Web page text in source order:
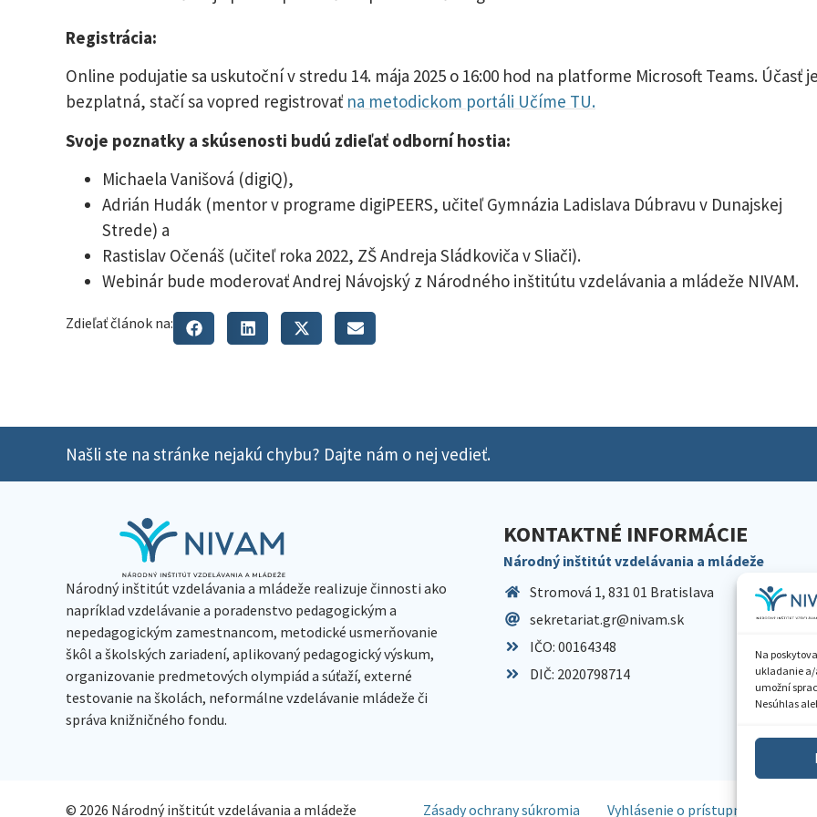
Na
ukladanie a/
umožní
Nesúhlas
Registrácia:
Online podujatie sa uskutoční v stredu 14. mája 2025 o 16:00 hod na platforme Microsoft Teams. Účasť
bezplatná, stačí sa vopred registrovať na metodickom portáli Učíme TU.
Svoje poznatky a skúsenosti budú zdieľať odborní hostia:
Michaela Vanišová (digiQ),
Adrián Hudák (mentor v programe digiPEERS, učiteľ Gymnázia Ladislava Dúbravu v Dunajskej
Strede) a
Rastislav Očenáš (učiteľ roka 2022, ZŠ Andreja Sládkoviča v Sliači).
Webinár bude moderovať Andrej Návojský z Národného inštitútu vzdelávania a mládeže NIVAM.
Zdieľať článok na:
Našli ste na stránke nejakú chybu? Dajte nám o nej vedieť.
Národný inštitút vzdelávania a mládeže realizuje činnosti ako
napríklad vzdelávanie a poradenstvo pedagogickým a
nepedagogickým zamestnancom, metodické usmerňovanie
škôl a školských zariadení, aplikovaný pedagogický výskum,
organizovanie predmetových olympiád a súťaží, externé
testovanie na školách, neformálne vzdelávanie mládeže či
správa knižničného fondu.
KONTAKTNÉ INFORMÁCIE
Národný inštitút vzdelávania a mládeže
Stromová 1, 831 01 Bratislava
sekretariat.gr@nivam.sk
IČO: 00164348
DIČ: 2020798714
© 2026 Národný inštitút vzdelávania a mládeže Zásady ochrany súkromia Vyhlásenie o prístupnosti